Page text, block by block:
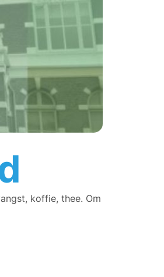
koffie, thee. Om